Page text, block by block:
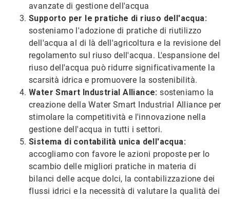
avanzate di gestione dell'acqua
Supporto per le pratiche di riuso dell'acqua:
sosteniamo l'adozione di pratiche di riutilizzo
dell'acqua al di là dell'agricoltura e la revisione del
regolamento sul riuso dell'acqua. L'espansione del
riuso dell'acqua può ridurre significativamente la
scarsità idrica e promuovere la sostenibilità.
Water Smart Industrial Alliance: sosteniamo la
creazione della Water Smart Industrial Alliance per
stimolare la competitività e l'innovazione nella
gestione dell'acqua in tutti i settori.
Sistema di contabilità unica dell'acqua:
accogliamo con favore le azioni proposte per lo
scambio delle migliori pratiche in materia di
bilanci delle acque dolci, la contabilizzazione dei
flussi idrici e la necessità di valutare la qualità dei